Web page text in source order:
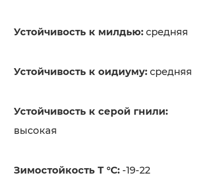
Устойчивость к милдью:средняя
Устойчивость к оидиуму:средняя
Устойчивость к серой гнили:
высокая
Зимостойкость T °C:-19-22